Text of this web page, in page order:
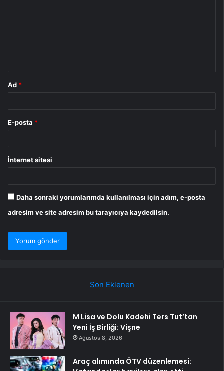
Ad *
E-posta *
İnternet sitesi
Daha sonraki yorumlarımda kullanılması için adım, e-posta
adresim ve site adresim bu tarayıcıya kaydedilsin.
Son Eklenen
M Lisa ve Dolu Kadehi Ters Tut’tan
Yeni İş Birliği: Vişne
Ağustos 8, 2026
Araç alımında ÖTV düzenlemesi: